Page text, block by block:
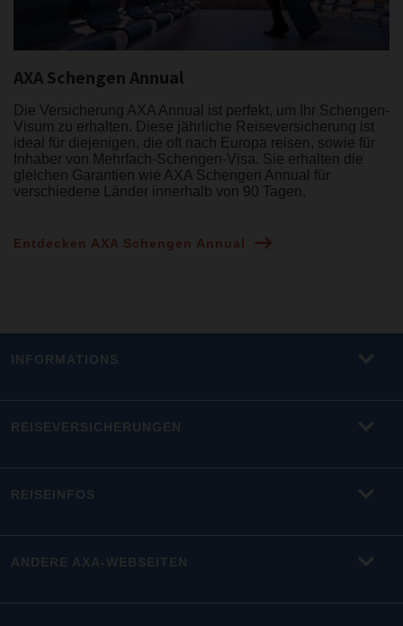
AXA Schengen Annual
Die Versicherung AXA Annual ist perfekt, um Ihr Schengen-
Visum zu erhalten. Diese jährliche Reiseversicherung ist
ideal für diejenigen, die oft nach Europa reisen, sowie für
Inhaber von Mehrfach-Schengen-Visa. Sie erhalten die
gleichen Garantien wie AXA Schengen Annual für
verschiedene Länder innerhalb von 90 Tagen.
Entdecken AXA Schengen Annual
INFORMATIONS
REISEVERSICHERUNGEN
REISEINFOS
ANDERE AXA-WEBSEITEN